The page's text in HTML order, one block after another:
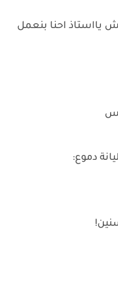
يااستاذ احنا بنعمل
دموع: